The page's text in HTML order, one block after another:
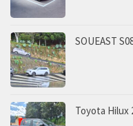
SOUEAST
Toyota Hilux